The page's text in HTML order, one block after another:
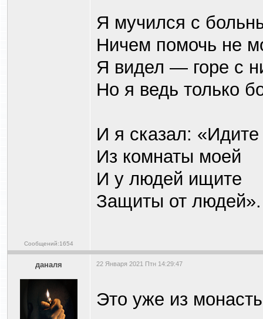
Сообщений:1654
Я мучился с
Ничем помочь не
Я видел — горе с
Но я ведь только
И я сказал: «Идите
Из комнаты моей
И у людей ищите
Защиты от людей».
даналя 22 Января 2021 Птн 14:29:47
Это уже из